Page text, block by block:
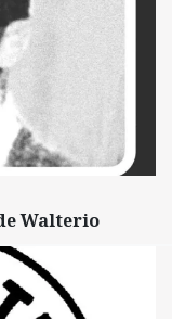
Walterio